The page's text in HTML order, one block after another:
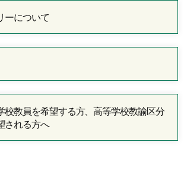
ーについて
校教員を希望する方、高等学校教諭区分
される方へ